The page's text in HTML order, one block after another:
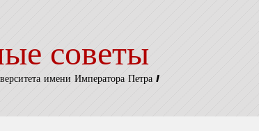
советы
имени Императора Петра I